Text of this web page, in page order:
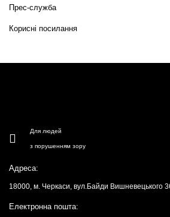
Прес-служба
Корисні посилання
Для людей
з порушенням зору
Адреса:
18000, м. Черкаси, вул.Байди Вишневецького
Електронна пошта: